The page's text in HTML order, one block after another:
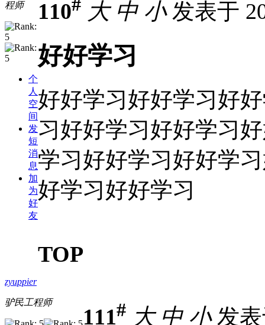
程师
个
人
空
间
发
短
消
息
加
为
好
友
110 大 中 小发表于
好好学习
好好学习好好学习好
习好好学习好好学习
学习好好学习好好学
好学习好好学习
TOP
zyuppier
驴民工程师
111# 大 中 小发表